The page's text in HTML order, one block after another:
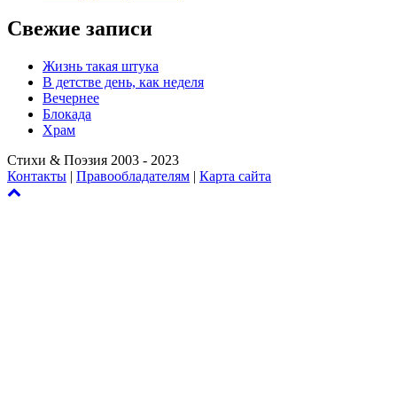
Свежие записи
Жизнь такая штука
В детстве день, как неделя
Вечернее
Блокада
Храм
Стихи & Поэзия 2003 - 2023
Контакты | Правообладателям | Карта сайта